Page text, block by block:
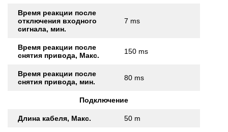
Время реакции после
отключения входного
сигнала, мин.
7 ms
Время реакции после
снятия привода, Макс.
150 ms
Время реакции после
снятия привода, мин.
80 ms
Подключение
Длина кабеля, Макс. 50 m